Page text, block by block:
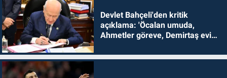
Devlet Bahçeli'den kritik
açıklama: 'Öcalan umuda,
Ahmetler göreve, Demirtaş evine